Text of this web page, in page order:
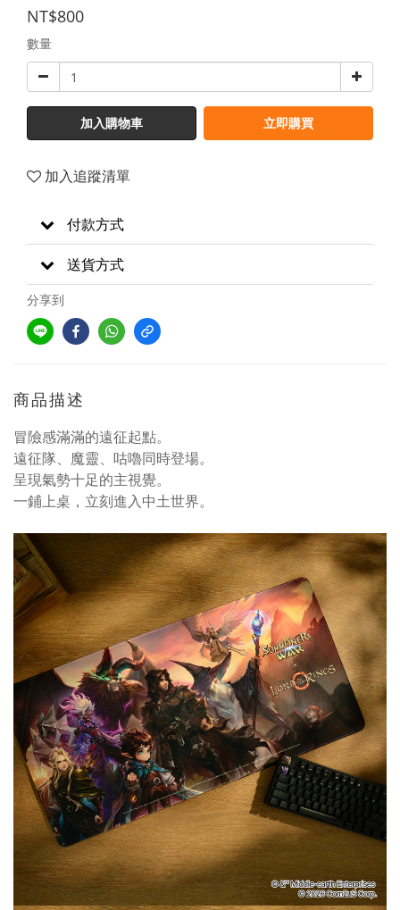
NT$800
數量
加入購物車 立即購買
加入追蹤清單
付款方式
送貨方式
分享到
商品描述
冒險感滿滿的遠征起點。
遠征隊、魔靈、咕嚕同時登場。
呈現氣勢十足的主視覺。
一鋪上桌，立刻進入中土世界。